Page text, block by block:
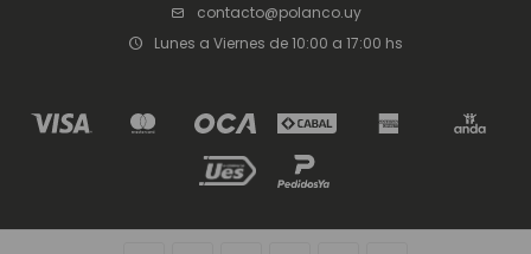
contacto@polanco.uy
Lunes a Viernes de 10:00 a 17:00 hs